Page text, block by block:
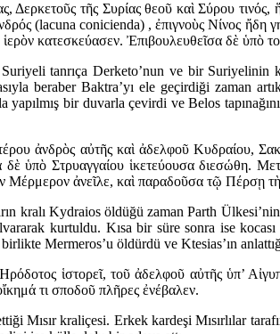
Δερκετοῦς τῆς Συρίας θεοῦ καὶ Σύρου
(lacuna conicienda) , ἐπιγνοὺς Νίνος
κατεσκεύασεν. Ἐπιβουλευθεῖσα δὲ ὑπὸ
tanrıça Derketo’nun ve bir
beraber Baktra’yı ele geçirdiği zaman
bir duvarla çevirdi ve Belos
ἀνδρὸς αὐτῆς καὶ ἀδελφοῦ
ὑπὸ Στρυαγγαίου ἱκετεύουσα διεσώθη.
Μέρμερον ἀνεῖλε, καὶ παραδοῦσα τῷ Πέρσῃ
kralı Kydraios öldüğü zaman Parth
kurtuldu. Kısa bir süre sonra ise
birlikte Mermeros’u öldürdü ve Ktesias’ın
ἱστορεῖ, τοῦ ἀδελφοῦ αὐτῆς ὑπ’
τι σποδοῦ πλῆρες ἐνέβαλεν.
Mısır kraliçesi. Erkek kardeşi Mısırlılar